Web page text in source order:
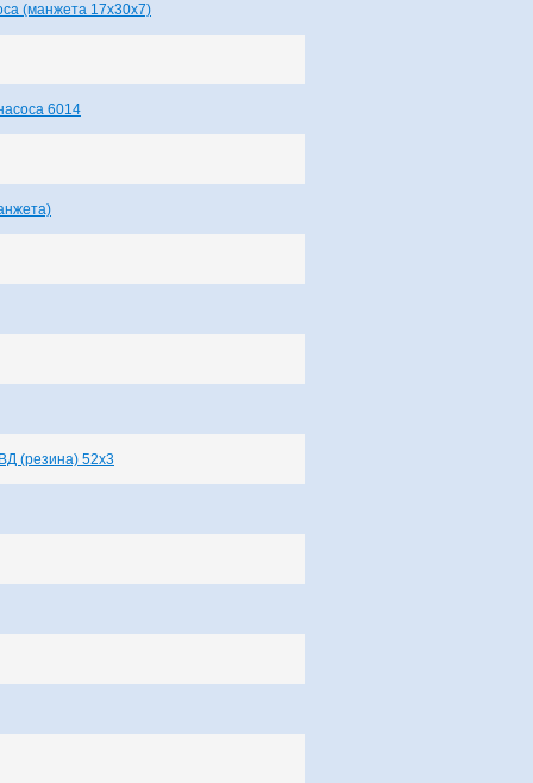
(манжета 17х30х7)
6014
(резина) 52х3